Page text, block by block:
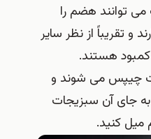
می توانند هضم را
و تقریباً از نظر سایر
هستند.
چیپس می شوند و
به جای آن سبزیجات
میل کنید.